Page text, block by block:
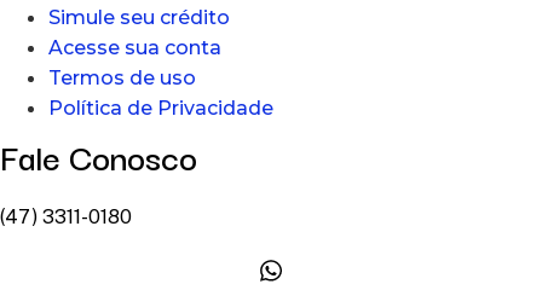
Simule seu crédito
Acesse sua conta
Termos de uso
Política de Privacidade
Fale Conosco
(47) 3311-0180